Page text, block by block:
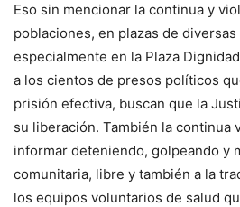
Eso sin mencionar la continua y
poblaciones, en plazas de
especialmente en la Plaza
a los cientos de presos políticos
prisión efectiva, buscan que la
su liberación. También la continua
informar deteniendo, golpeando y
comunitaria, libre y también a la
los equipos voluntarios de salud